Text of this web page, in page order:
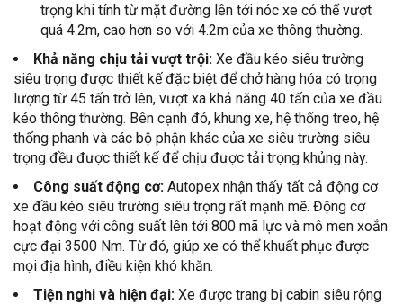
trọng khi tính từ mặt đường lên tới nóc xe có thể vượt
quá 4.2m, cao hơn so với 4.2m của xe thông thường.
Khả năng chịu tải vượt trội: Xe đầu kéo siêu trường
siêu trọng được thiết kế đặc biệt để chở hàng hóa có trọng
lượng từ 45 tấn trở lên, vượt xa khả năng 40 tấn của xe đầu
kéo thông thường. Bên cạnh đó, khung xe, hệ thống treo, hệ
thống phanh và các bộ phận khác của xe siêu trường siêu
trọng đều được thiết kế để chịu được tải trọng khủng này.
Công suất động cơ: Autopex nhận thấy tất cả động cơ
xe đầu kéo siêu trường siêu trọng rất mạnh mẽ. Động cơ
hoạt động với công suất lên tới 800 mã lực và mô men xoắn
cực đại 3500 Nm. Từ đó, giúp xe có thể khuất phục được
mọi địa hình, điều kiện khó khăn.
Tiện nghi và hiện đại: Xe được trang bị cabin siêu rộng